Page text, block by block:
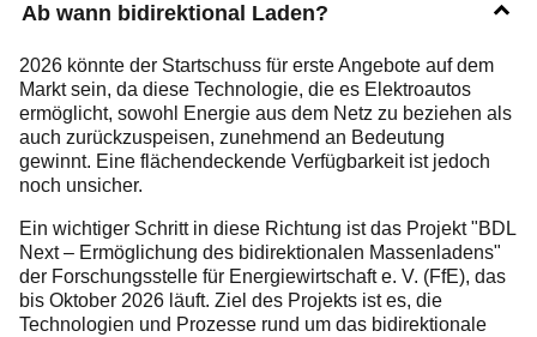
Ab wann bidirektional Laden?
2026 könnte der Startschuss für erste Angebote auf dem
Markt sein, da diese Technologie, die es Elektroautos
ermöglicht, sowohl Energie aus dem Netz zu beziehen als
auch zurückzuspeisen, zunehmend an Bedeutung
gewinnt. Eine flächendeckende Verfügbarkeit ist jedoch
noch unsicher.
Ein wichtiger Schritt in diese Richtung ist das Projekt "BDL
Next – Ermöglichung des bidirektionalen Massenladens"
der Forschungsstelle für Energiewirtschaft e. V. (FfE), das
bis Oktober 2026 läuft. Ziel des Projekts ist es, die
Technologien und Prozesse rund um das bidirektionale